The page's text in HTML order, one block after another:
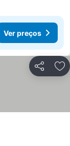
Ver preços
Partilhar